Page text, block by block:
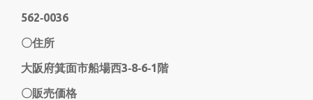
562‐0036
〇住所
大阪府箕面市船場西3‐8‐6‐1階
〇販売価格